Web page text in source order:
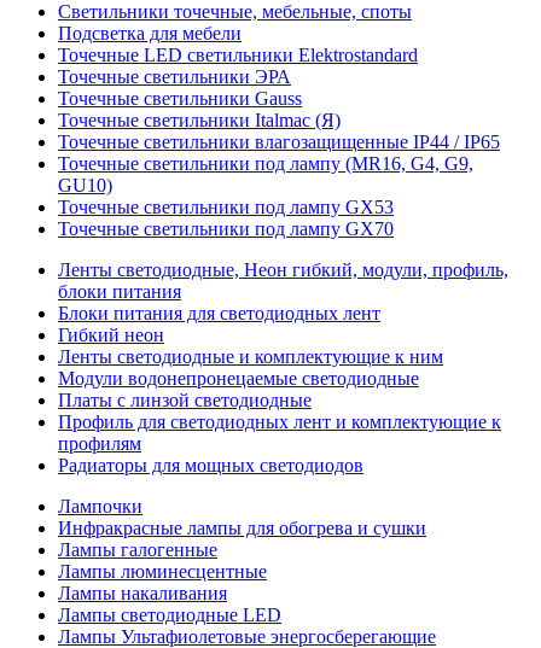
Светильники точечные, мебельные, споты
Подсветка для мебели
Точечные LED светильники Elektrostandard
Точечные светильники ЭРА
Точечные светильники Gauss
Точечные светильники Italmac (Я)
Точечные светильники влагозащищенные IP44 / IP65
Точечные светильники под лампу (MR16, G4, G9,
GU10)
Точечные светильники под лампу GX53
Точечные светильники под лампу GX70
Ленты светодиодные, Неон гибкий, модули, профиль,
блоки питания
Блоки питания для светодиодных лент
Гибкий неон
Ленты светодиодные и комплектующие к ним
Модули водонепронецаемые светодиодные
Платы с линзой светодиодные
Профиль для светодиодных лент и комплектующие к
профилям
Радиаторы для мощных светодиодов
Лампочки
Инфракрасные лампы для обогрева и сушки
Лампы галогенные
Лампы люминесцентные
Лампы накаливания
Лампы светодиодные LED
Лампы Ультафиолетовые энергосберегающие